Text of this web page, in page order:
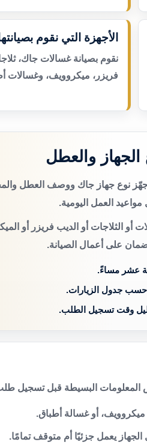
الأجهزة التي نقوم
نقوم بصيانة غسالات جاك،
فريزر، ميكروويف، وغسالات
والعطل
نوع جهاز جاك ووصف العطل
العمل اليومية.
الثلاجات أو الديب فريزر أو
على أعمال الصيانة.
عشر مساءً.
جدول الزيارات.
وقت تسجيل الطلب.
البسيطة قبل تسجيل
ميكروويف، أو غسالة أطباق.
يعمل جزئيًا أم متوقف تمامًا.